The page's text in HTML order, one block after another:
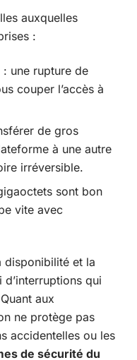
auxquelles
:
: une rupture de
couper l’accès à
de gros
à une autre
irréversible.
sont bon
vite avec
disponibilité et la
d’interruptions qui
aux
ne protège pas
accidentelles ou les
de sécurité du